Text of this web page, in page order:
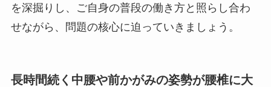
を深掘りし、ご自身の普段の働き方と照らし合わ
せながら、問題の核心に迫っていきましょう。
長時間続く中腰や前かがみの姿勢が腰椎に大